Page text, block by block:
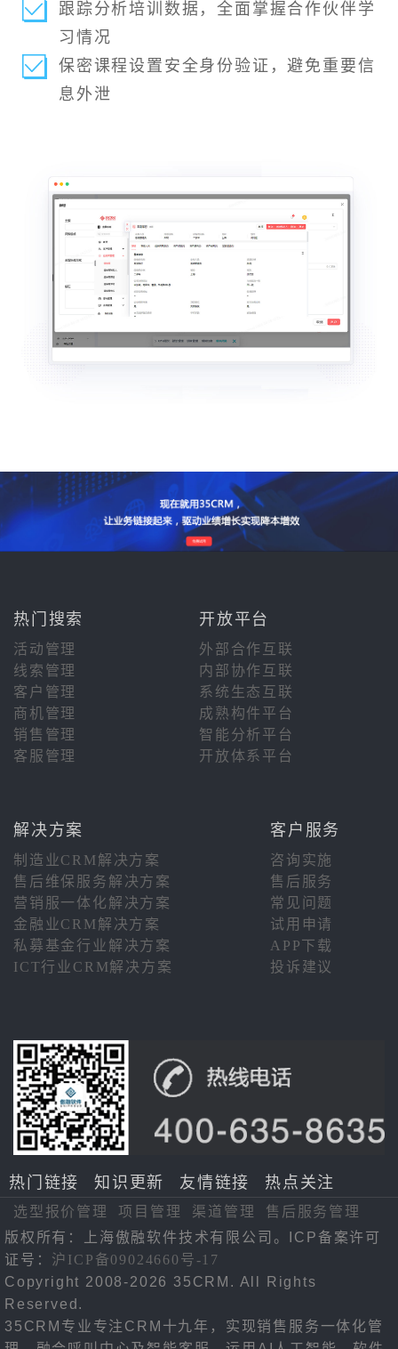
跟踪分析培训数据，全面掌握合作伙伴学
习情况
保密课程设置安全身份验证，避免重要信
息外泄
热门搜索 开放平台
活动管理
外部合作互联
线索管理
内部协作互联
客户管理
系统生态互联
商机管理
成熟构件平台
销售管理
智能分析平台
客服管理
开放体系平台
解决方案 客户服务
制造业CRM解决方案
咨询实施
售后维保服务解决方案
售后服务
营销服一体化解决方案
常见问题
金融业CRM解决方案
试用申请
私募基金行业解决方案
APP下载
ICT行业CRM解决方案
投诉建议
热门链接 知识更新 友情链接 热点关注
选型报价管理 项目管理 渠道管理
售后服务管理
版权所有：上海傲融软件技术有限公司。ICP备案许可
证号： 沪ICP备09024660号-17
Copyright 2008-2026 35CRM. All Rights
Reserved.
35CRM专业专注CRM十九年，实现销售服务一体化管